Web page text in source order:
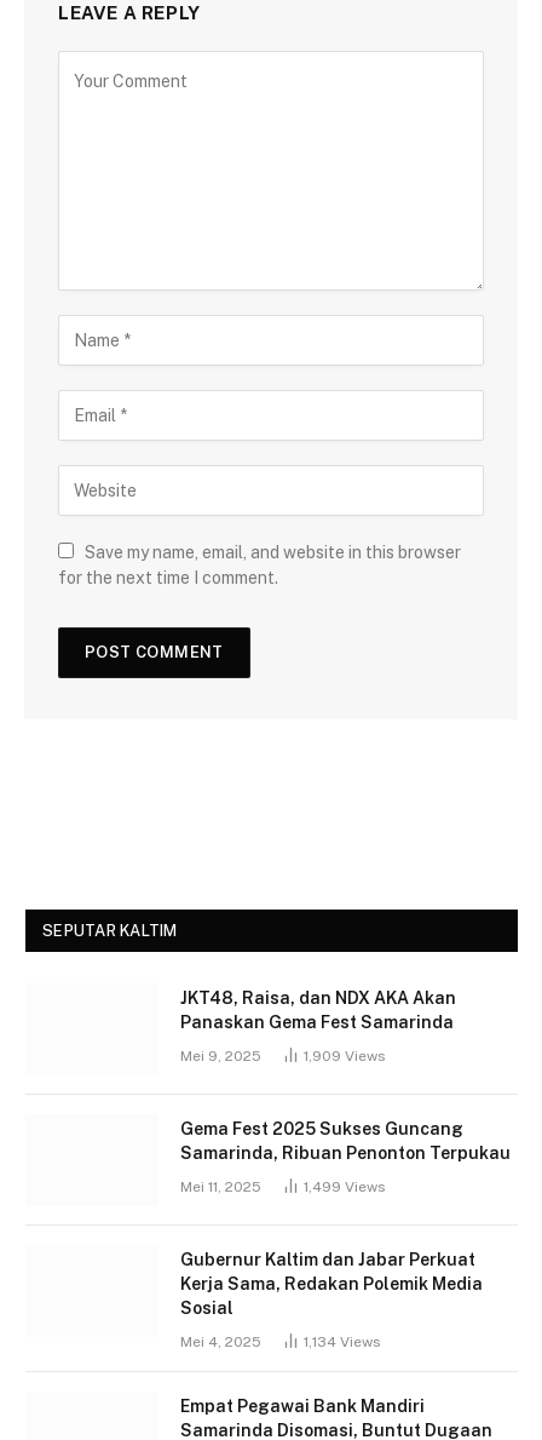
LEAVE A REPLY
Save my name, email, and website in this browser
for the next time I comment.
SEPUTAR KALTIM
JKT48, Raisa, dan NDX AKA Akan
Panaskan Gema Fest Samarinda
Mei 9, 2025 1,909 Views
Gema Fest 2025 Sukses Guncang
Samarinda, Ribuan Penonton Terpukau
Mei 11, 2025 1,499 Views
Gubernur Kaltim dan Jabar Perkuat
Kerja Sama, Redakan Polemik Media
Sosial
Mei 4, 2025 1,134 Views
Empat Pegawai Bank Mandiri
Samarinda Disomasi, Buntut Dugaan